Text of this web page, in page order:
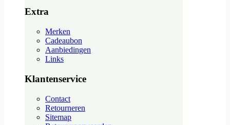
Extra
Merken
Cadeaubon
Aanbiedingen
Links
Klantenservice
Contact
Retourneren
Sitemap